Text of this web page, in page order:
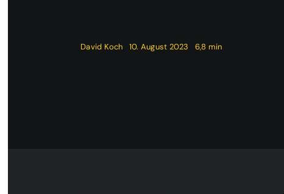
David Koch 10. August 2023 6,8 min